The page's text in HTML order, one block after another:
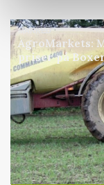
MARKED
AgroMarkets:
priser på